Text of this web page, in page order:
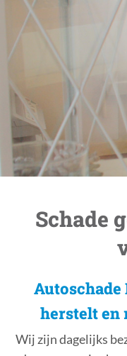
Schade
herstelt en
Wij zijn dagelijks